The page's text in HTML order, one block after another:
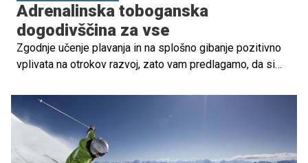
Adrenalinska toboganska
dogodivščina za vse
Zgodnje učenje plavanja in na splošno gibanje pozitivno
vplivata na otrokov razvoj, zato vam predlagamo, da si
rekreacijskem središču s Termalno riviero. Otroci lahko
'čofotajo' in skozi igro poskrbijo za svoje zdravje. Vabimo
vas, da izpolnite prijavnico na dnu članka in se potegujete
za družinski vikend v Termah Čatež, v katerem boste tudi